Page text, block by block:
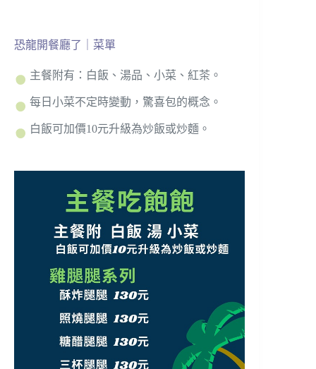
恐龍開餐廳了｜菜單
主餐附有：白飯、湯品、小菜、紅茶。
每日小菜不定時變動，驚喜包的概念。
白飯可加價10元升級為炒飯或炒麵。